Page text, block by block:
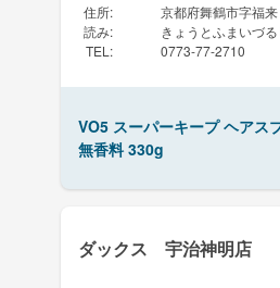
住所:
京都府舞鶴市字福
読み:
きょうとふまいづ
TEL : 0773-77-2710
VO5 スーパーキープ ヘアス
無香料 330g
ダックス 宇治神明店